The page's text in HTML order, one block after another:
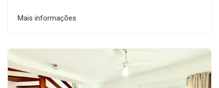
Mais informações